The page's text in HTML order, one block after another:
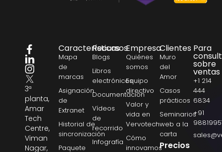
3ª
planta,
Amar
Tech
Centre,
Viman
Nagar,
Características
Mapa
de
marcas
Asignación
de
Extranet
Historial de
sincronización
Paquete
Recursos
Blogs
Libros
electrónicos
Documentación
Vídeos
de
recorrido
Infografía
Empresa
Quiénes
somos
Equipo
directivo
Valor y
vida en
Vervotech
Cómo
innovamos
Clientes
Muro
del
Amor
Casos
prácticos
Seminarios
web a la
carta
Precios
Para
sobre
ventas
+1 214
444
6834
+91